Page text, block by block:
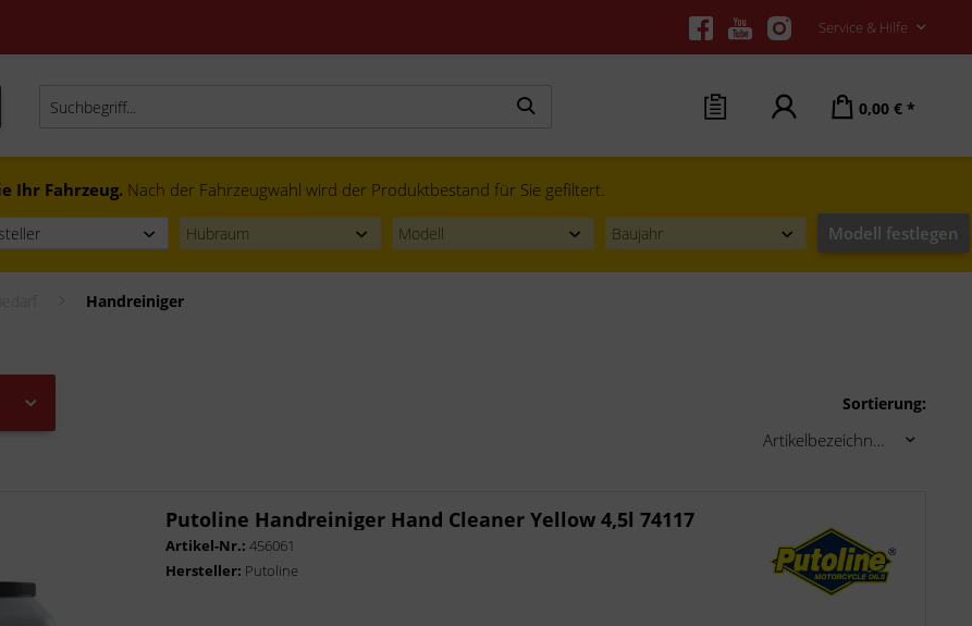
Service & Hilfe
0,00 € *
Ihr Fahrzeug. Nach der Fahrzeugwahl wird der Produktbestand für Sie gefiltert.
Modell festlegen
Handreiniger
Sortierung:
Putoline Handreiniger Hand Cleaner Yellow 4,5l 74117
Artikel-Nr.:456061
Hersteller: Putoline